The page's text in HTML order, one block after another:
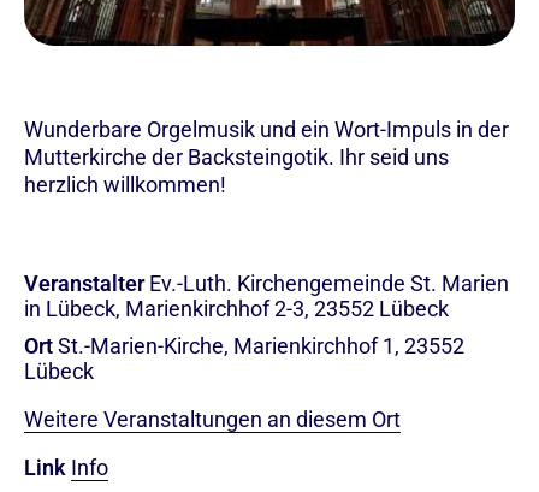
Wunderbare Orgelmusik und ein Wort-Impuls in der
Mutterkirche der Backsteingotik. Ihr seid uns
herzlich willkommen!
Veranstalter Ev.-Luth. Kirchengemeinde St. Marien
in Lübeck, Marienkirchhof 2-3, 23552 Lübeck
OrtSt.-Marien-Kirche, Marienkirchhof 1, 23552
Lübeck
Weitere Veranstaltungen an diesem Ort
Link Info